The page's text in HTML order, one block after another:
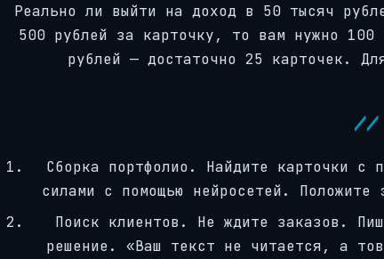
Реально ли выйти на доход в 50 тысяч
500 рублей за карточку, то вам нужно
рублей — достаточно 25 карточек.
Сборка портфолио. Найдите карточки с
силами с помощью нейросетей.
Поиск клиентов. Не ждите заказов.
решение. «Ваш текст не читается, а